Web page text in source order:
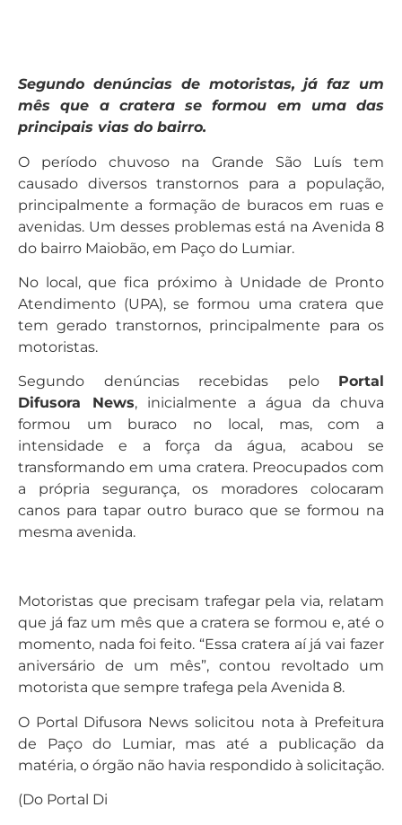
Segundo denúncias de motoristas, já faz um
mês que a cratera se formou em uma das
principais vias do bairro.
O período chuvoso na Grande São Luís tem
causado diversos transtornos para a população,
principalmente a formação de buracos em ruas e
avenidas. Um desses problemas está na Avenida 8
do bairro Maiobão, em Paço do Lumiar.
No local, que fica próximo à Unidade de Pronto
Atendimento (UPA), se formou uma cratera que
tem gerado transtornos, principalmente para os
motoristas.
Segundo denúncias recebidas pelo Portal
Difusora News, inicialmente a água da chuva
formou um buraco no local, mas, com a
intensidade e a força da água, acabou se
transformando em uma cratera. Preocupados com
a própria segurança, os moradores colocaram
canos para tapar outro buraco que se formou na
mesma avenida.
Motoristas que precisam trafegar pela via, relatam
que já faz um mês que a cratera se formou e, até o
momento, nada foi feito. “Essa cratera aí já vai fazer
aniversário de um mês”, contou revoltado um
motorista que sempre trafega pela Avenida 8.
O Portal Difusora News solicitou nota à Prefeitura
de Paço do Lumiar, mas até a publicação da
matéria, o órgão não havia respondido à solicitação.
(Do Portal Di